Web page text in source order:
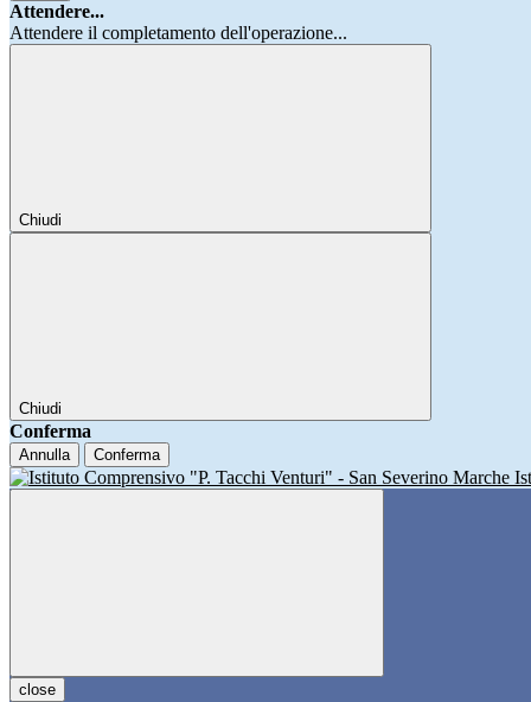
Attendere...
Attendere il completamento dell'operazione...
Chiudi
Chiudi
Conferma
Annulla Conferma
close